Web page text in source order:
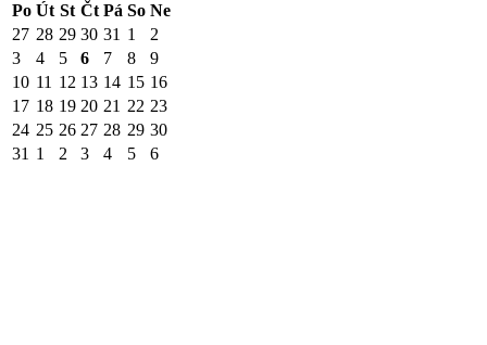
Po Út St Čt Pá So Ne
27 28 29 30 31 1
2
3
4 5 6 7 8
9
10 11 12 13 14 15 16
17 18 19 20 21 22 23
24 25 26 27 28 29 30
31 1 2 3 4 5 6